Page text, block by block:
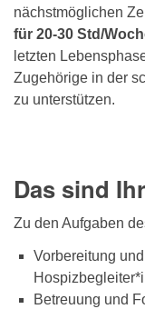
nächstmöglichen
für 20-30 Std/
letzten
Zugehörige in der
zu unterstützen.
Das sind
Zu den Aufgaben
Vorbereitung
Betreuung und